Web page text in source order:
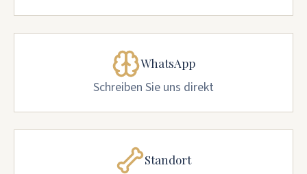
WhatsApp
Schreiben Sie uns direkt
Standort